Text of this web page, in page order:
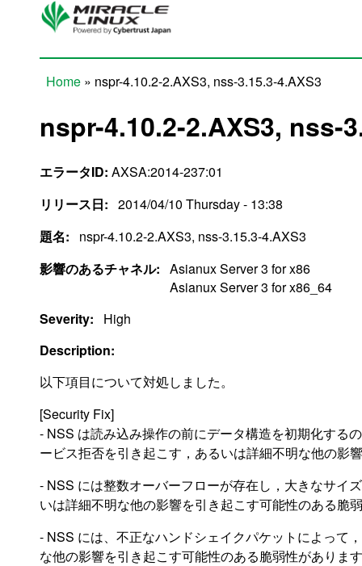
Skip to main content
Home » nspr-4.10.2-2.AXS3, nss-3.15.3-4.AXS3
nspr-4.10.2-2.AXS3, nss-
エラータID: AXSA:2014-237:01
リリース日: 2014/04/10 Thursday - 13:38
題名:
nspr-4.10.2-2.AXS3, nss-3.15.3-4.AXS3
影響のあるチャネル: Asianux Server 3 for x86
Asianux Server 3 for x86_64
Severity:
High
Description:
以下項目について対処しました。
[Security Fix]
- NSS は読み込み操作の前にデータ構造を初期化する
ービス拒否を引き起こす，あるいは詳細不明な他の影
- NSS には整数オーバーフローが存在し，大きなサイ
いは詳細不明な他の影響を引き起こす可能性のある脆
- NSS には、不正なハンドシェイクパケットによって
な他の影響を引き起こす可能性のある脆弱性がありま